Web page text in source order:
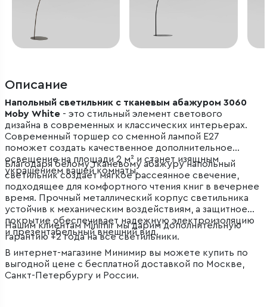
Описание
Напольный светильник с тканевым абажуром 3060
Moby White - это стильный элемент светового
дизайна в современных и классических интерьерах.
Современный торшер со сменной лампой E27
поможет создать качественное дополнительное
освещение на площади 2 м² и станет изящным
украшением вашей комнаты.
Благодаря белому тканевому абажуру напольный
светильник создает мягкое рассеянное свечение,
подходящее для комфортного чтения книг в вечернее
время. Прочный металлический корпус светильника
устойчив к механическим воздействиям, а защитное
покрытие обеспечивает надежную электроизоляцию
и презентабельный внешний вид.
Нашим клиентам Minimir мы дарим дополнительную
гарантию +2 года на все светильники.
В интернет-магазине Минимир вы можете купить по
выгодной цене с бесплатной доставкой по Москве,
Санкт-Петербургу и России.